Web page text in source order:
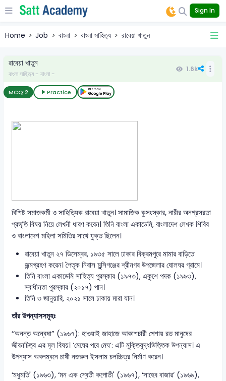
Sign In
Home Job বাংলা বাংলা সাহিত্য রাবেয়া খাতুন
রাবেয়া খাতুন
বাংলা সাহিত্য - বাংলা -
1.6k
MCQ:2 Practice
বিশিষ্ট সমাজকর্মী ও সাহিত্যিক রাবেয়া খাতুন। সামাজিক কুসংস্কার, নারীর অনগ্রসরতা
প্রভৃতি বিষয় নিয়ে লেখনী ধারণ করেন। তিনি বাংলা একাডেমি, বাংলাদেশ লেখক শিবির
ও বাংলাদেশ মহিলা সমিতির সাথে যুক্ত ছিলেন।
রাবেয়া খাতুন ২৭ ডিসেম্বর, ১৯৩৫ সালে ঢাকার বিক্রমপুরে মামার বাড়িতে
জন্মগ্রহণ করেন। পৈতৃক নিবাস মুন্সিগঞ্জের শ্রীনগর উপজেলার ষোলঘর গ্রামে।
তিনি বাংলা একাডেমি সাহিত্য পুরস্কার (১৯৭৩), একুশে পদক (১৯৯৩),
স্বাধীনতা পুরস্কার (২০১৭) পান।
তিনি ৩ জানুয়ারি, ২০২১ সালে ঢাকায় মারা যান।
তাঁর উপন্যাসসমূহঃ
‘‘অনন্ত অন্বেষা” (১৯৬৭): হাওয়াই জাহাজে আকাশচারী পেশায় রত মানুষের
জীবনচিত্র এর মূল বিষয়। ‘মেঘের পরে মেঘ’: এটি মুক্তিযুদ্ধভিত্তিক উপন্যাস। এ
উপন্যাস অবলম্বনে চাষী নজরুল ইসলাম চলচ্চিত্র নির্মাণ করেন।
‘মধুমতি' (১৯৬৩), ‘মন এক শ্বেতী কপোতী' (১৯৬৭), ‘সাহেব বাজার’ (১৯৬৯),